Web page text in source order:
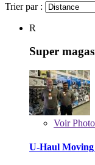
Trier par :
R
Super
Voir
U-Haul